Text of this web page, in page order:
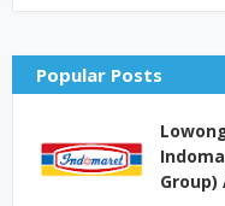
Popular Posts
Group)